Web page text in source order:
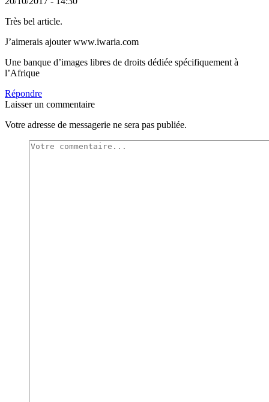
Très bel article.
J’aimerais ajouter www.iwaria.com
Une banque d’images libres de droits dédiée spécifiquement à
l’Afrique
Répondre
Laisser un commentaire
Votre adresse de messagerie ne sera pas publiée.